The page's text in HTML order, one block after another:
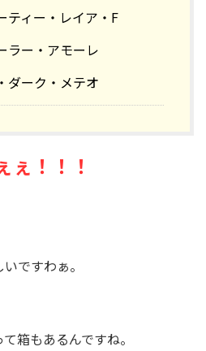
ティー・レイア・F
ラー・アモーレ
ダーク・メテオ
ぇ！！！
ですわぁ。
箱もあるんですね。